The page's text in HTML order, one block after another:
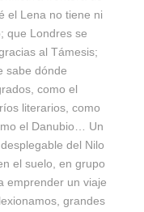
el Lena no tiene ni
que Londres se
al Támesis;
sabe dónde
como el
literarios, como
el Danubio… Un
del Nilo
el suelo, en grupo
emprender un viaje
grandes